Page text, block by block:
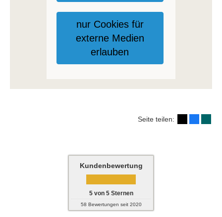
nur Cookies für
externe Medien
erlauben
Seite teilen:
Kundenbewertung
5von 5Sternen
58 Bewertungen seit 2020